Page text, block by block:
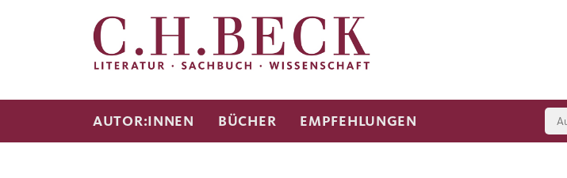
AUTOR:INNEN BÜCHER EMPFEHLUNGEN